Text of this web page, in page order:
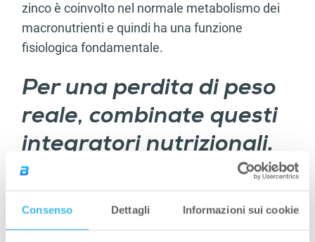
Consenso Dettagli Informazioni sui cookie
zinco è coinvolto nel normale metabolismo dei
macronutrienti e quindi ha una funzione
fisiologica fondamentale.
Per una perdita di peso
reale, combinate questi
integratori nutrizionali.
I seguenti 7 prodotti BioTechUSA si completano
a vicenda per rendere la vostra perdita di peso e
la trasformazione del vostro corpo il più efficace
possibile. Se assunti al momento giusto e nelle